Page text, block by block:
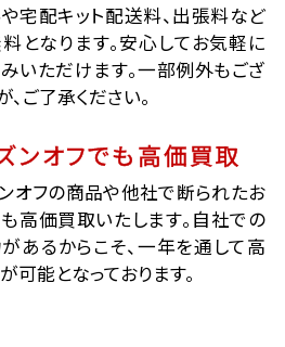
宅配キット配送料、出張料など
となります。安心してお気軽に
いただけます。一部例外もござ
、ご了承ください。
ンオフでも高価買取
オフの商品や他社で断られたお
高価買取いたします。自社での
あるからこそ、一年を通して高
可能となっております。